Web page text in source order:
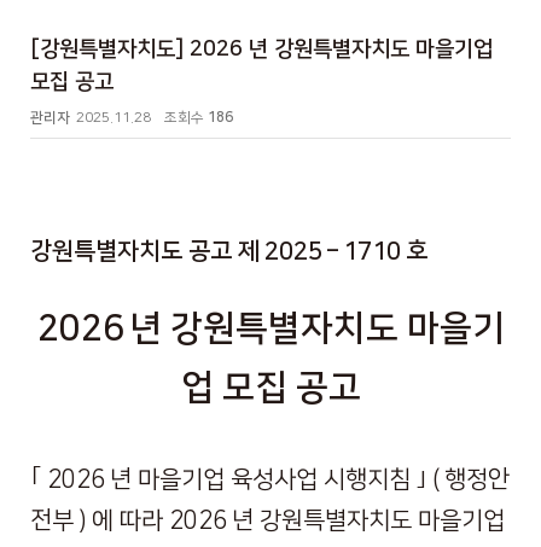
[강원특별자치도] 2026 년 강원특별자치도 마을기업
모집 공고
관리자 2025.11.28조회수 186
강원특별자치도 공고 제 2025 – 1710 호
2026 년 강원특별자치도 마을기
업 모집 공고
｢ 2026 년 마을기업 육성사업 시행지침 ｣ ( 행정안
전부 ) 에 따라 2026 년 강원특별자치도 마을기업